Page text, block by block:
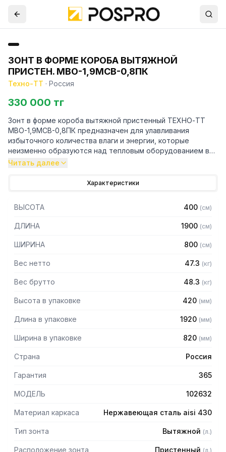
ЗОНТ В ФОРМЕ КОРОБА ВЫТЯЖНОЙ
ПРИСТЕН. МВО-1,9МСВ-0,8ПК
Техно-ТТ · Россия
330 000 тг
Зонт в форме короба вытяжной пристенный ТЕХНО-ТТ
МВО-1,9МСВ-0,8ПК предназначен для улавливания
избыточного количества влаги и энергии, которые
неизменно образуются над тепловым оборудованием в
процессе готовки.
Кроме того, зонт втягивает в себя продукты сгорания и
оборудование формирует микроклимат в помещении и
защищает сотрудников горячего цеха.
Особенности:
— Вытяжной пристенный в форме короба
— Материал: нержавеющая сталь AISI 430 толщиной
— С лабиринтными фильтрами (жироуловителями)
Читать далее
Характеристики
ВЫСОТА 400 (см)
ДЛИНА 1900 (см)
ШИРИНА 800 (см)
Вес нетто 47.3 (кг)
Вес брутто 48.3 (кг)
Высота в упаковке 420 (мм)
Длина в упаковке 1920 (мм)
Ширина в упаковке 820 (мм)
Страна Россия
Гарантия 365
МОДЕЛЬ 102632
Материал каркаса Нержавеющая сталь aisi 430
Тип зонта Вытяжной (л.)
Расположение зонта Пристенный (л.)